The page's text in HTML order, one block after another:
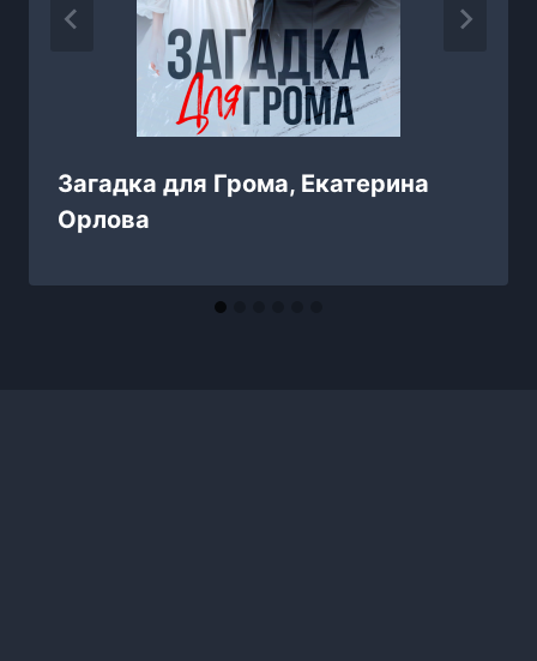
Загадка для Грома, Екатерина
Орлова